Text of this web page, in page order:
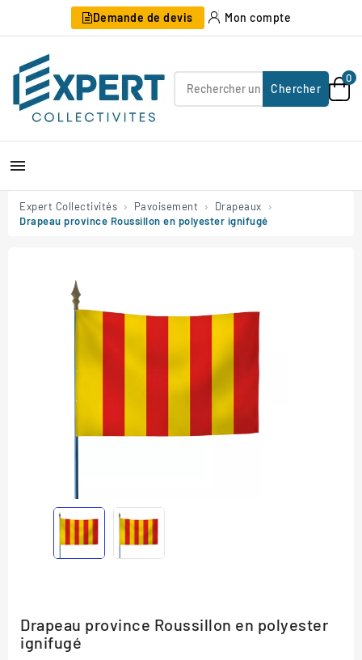
Demande de devis Mon compte
Chercher
0

Expert Collectivités Pavoisement
Drapeaux
Drapeau province Roussillon en polyester ignifugé
Drapeau province Roussillon en polyester
ignifugé